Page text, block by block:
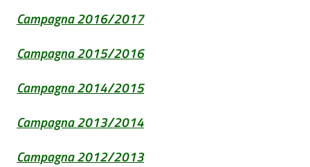
Campagna 2016/2017
Campagna 2015/2016
Campagna 2014/2015
Campagna 2013/2014
Campagna 2012/2013